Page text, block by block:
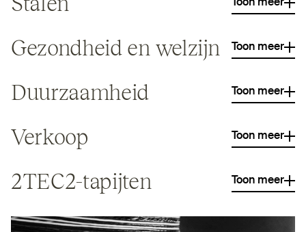
Toon meer
Gezondheid en welzijn Toon meer
Duur­zaamheid Toon meer
Verkoop Toon meer
2TEC2-tapijten Toon meer